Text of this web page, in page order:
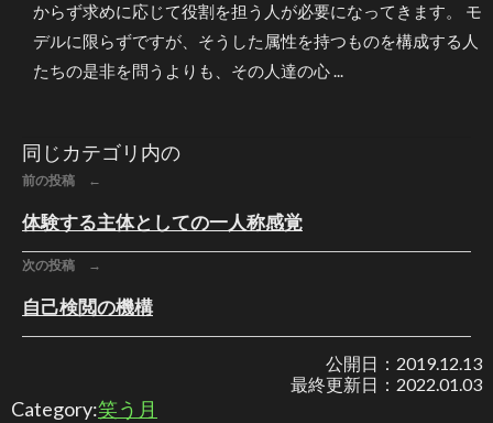
からず求めに応じて役割を担う人が必要になってきます。 モ
デルに限らずですが、そうした属性を持つものを構成する人
たちの是非を問うよりも、その人達の心 ...
同じカテゴリ内の
前の投稿 ←
体験する主体としての一人称感覚
次の投稿 →
自己検閲の機構
公開日： 2019.12.13
最終更新日： 2022.01.03
Category:笑う月